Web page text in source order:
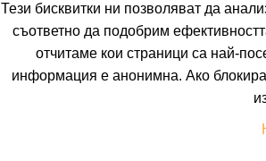
Тези бисквитки ни позволяват да
съответно да подобрим
отчитаме кои страници са най-
информация е анонимна. Ако